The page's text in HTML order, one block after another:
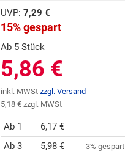
UVP: 7,29 €
15% gespart
Ab 5 Stück
5,86 €
inkl. MWSt zzgl. Versand
5,18 € zzgl. MWSt
Ab 1
6,17 €
Ab 3
5,98 € 3% gespart